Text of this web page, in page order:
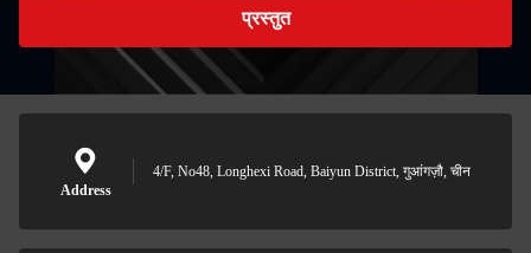
प्रस्तुत
Address
4/F, No48, Longhexi Road, Baiyun District, गुआंगज़ौ, चीन